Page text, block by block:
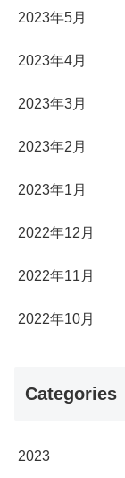
2023年5月
2023年4月
2023年3月
2023年2月
2023年1月
2022年12月
2022年11月
2022年10月
Categories
2023